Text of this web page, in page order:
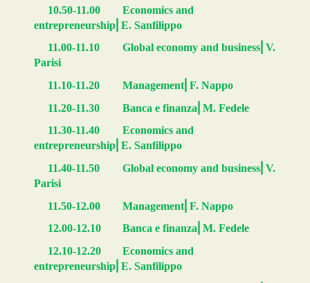
10.50-11.00
Economics and
entrepreneurship ⎜E. Sanfilippo
11.00-11.10
Global economy and business ⎜V.
Parisi
11.10-11.20
Management⎜F. Nappo
11.20-11.30
Banca e finanza ⎜M. Fedele
11.30-11.40
Economics and
entrepreneurship ⎜E. Sanfilippo
11.40-11.50
Global economy and business ⎜V.
Parisi
11.50-12.00
Management ⎜F. Nappo
12.00-12.10
Banca e finanza ⎜M. Fedele
12.10-12.20
Economics and
entrepreneurship ⎜E. Sanfilippo